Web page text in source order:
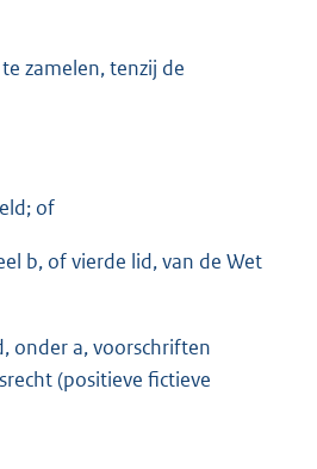
zamelen, tenzij de
of
b, of vierde lid, van de Wet
onder a, voorschriften
(positieve fictieve